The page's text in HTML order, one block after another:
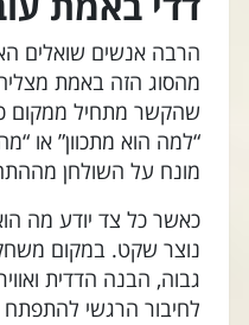
הרבה אנשים שואלים
מהסוג הזה באמת
שהקשר מתחיל ממקום כן
“למה הוא מתכוון” או
מונח על השולחן
כאשר כל צד יודע מה
נוצר שקט. במקום
גבוה, הבנה הדדית
לחיבור הרגשי